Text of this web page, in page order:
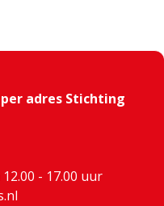
adres Stichting
- 17.00 uur